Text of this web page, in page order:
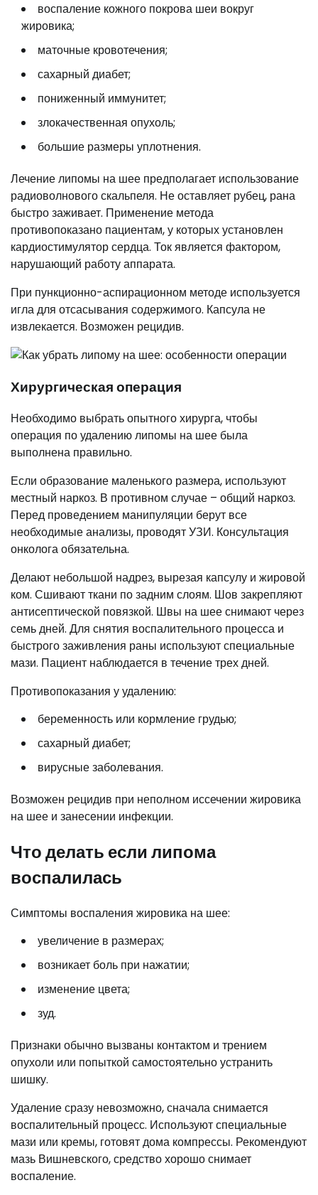
воспаление кожного покрова шеи вокруг
жировика;
маточные кровотечения;
сахарный диабет;
пониженный иммунитет;
злокачественная опухоль;
большие размеры уплотнения.
Лечение липомы на шее предполагает использование
радиоволнового скальпеля. Не оставляет рубец, рана
быстро заживает. Применение метода
противопоказано пациентам, у которых установлен
кардиостимулятор сердца. Ток является фактором,
нарушающий работу аппарата.
При пункционно-аспирационном методе используется
игла для отсасывания содержимого. Капсула не
извлекается. Возможен рецидив.
Хирургическая операция
Необходимо выбрать опытного хирурга, чтобы
операция по удалению липомы на шее была
выполнена правильно.
Если образование маленького размера, используют
местный наркоз. В противном случае – общий наркоз.
Перед проведением манипуляции берут все
необходимые анализы, проводят УЗИ. Консультация
онколога обязательна.
Делают небольшой надрез, вырезая капсулу и жировой
ком. Сшивают ткани по задним слоям. Шов закрепляют
антисептической повязкой. Швы на шее снимают через
семь дней. Для снятия воспалительного процесса и
быстрого заживления раны используют специальные
мази. Пациент наблюдается в течение трех дней.
Противопоказания у удалению:
беременность или кормление грудью;
сахарный диабет;
вирусные заболевания.
Возможен рецидив при неполном иссечении жировика
на шее и занесении инфекции.
Что делать если липома
воспалилась
Симптомы воспаления жировика на шее:
увеличение в размерах;
возникает боль при нажатии;
изменение цвета;
зуд.
Признаки обычно вызваны контактом и трением
опухоли или попыткой самостоятельно устранить
шишку.
Удаление сразу невозможно, сначала снимается
воспалительный процесс. Используют специальные
мази или кремы, готовят дома компрессы. Рекомендуют
мазь Вишневского, средство хорошо снимает
воспаление.